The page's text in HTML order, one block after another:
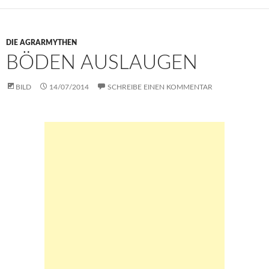
p
k
DIE AGRARMYTHEN
BÖDEN AUSLAUGEN
BILD 14/07/2014 SCHREIBE EINEN KOMMENTAR